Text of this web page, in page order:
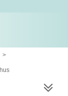
>